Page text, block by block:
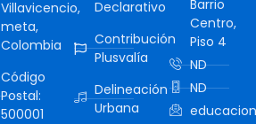
Villavicencio,
meta,
Colombia
Código
Postal:
500001
Declarativo
Contribución
Plusvalía
Delineación
Urbana
Barrio
Centro,
Piso 4
ND
ND